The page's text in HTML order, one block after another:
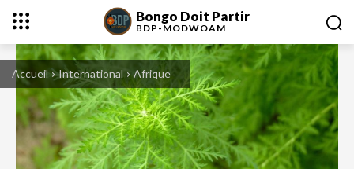
Bongo Doit Partir
BDP-MODWOAM
Accueil International Afrique